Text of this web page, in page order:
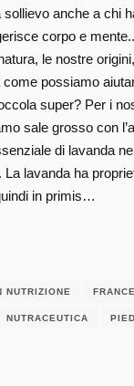
anche a chi
corpo e
le nostre
come possiamo
super? Per i
sale grosso con
di lavanda
La lavanda ha
in primis…
NUTRIZIONE
NUTRACEUTICA